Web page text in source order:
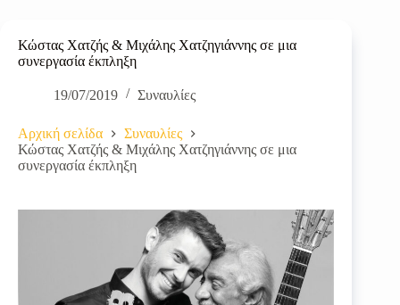
Κώστας Χατζής & Μιχάλης Χατζηγιάννης σε μια
συνεργασία έκπληξη
19/07/2019 Συναυλίες
Αρχική σελίδα
Συναυλίες
Κώστας Χατζής & Μιχάλης Χατζηγιάννης σε μια
συνεργασία έκπληξη